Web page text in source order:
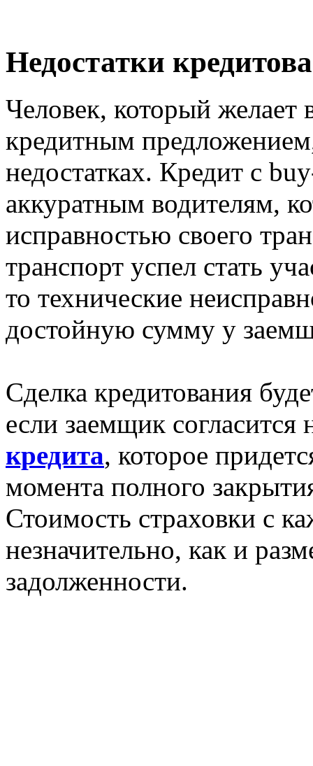
Недостатки
Человек, который желает
кредитным
недостатках. Кредит с
аккуратным водителям,
исправностью своего
транспорт успел стать
то технические
достойную сумму у
Сделка кредитования
если заемщик согласится
кредита, которое
момента полного
Стоимость страховки с
незначительно, как и
задолженности.